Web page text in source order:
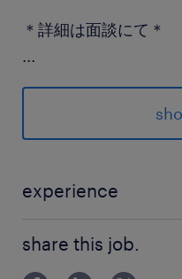
＊詳細は面談にて＊
...
派遣先の特徴
名古屋の本社を中心
ヶ所の事業所、さら
ル企業です。
最寄駅
近鉄名古屋線／富吉
experience
がない・・・そんなアナ
share this job.